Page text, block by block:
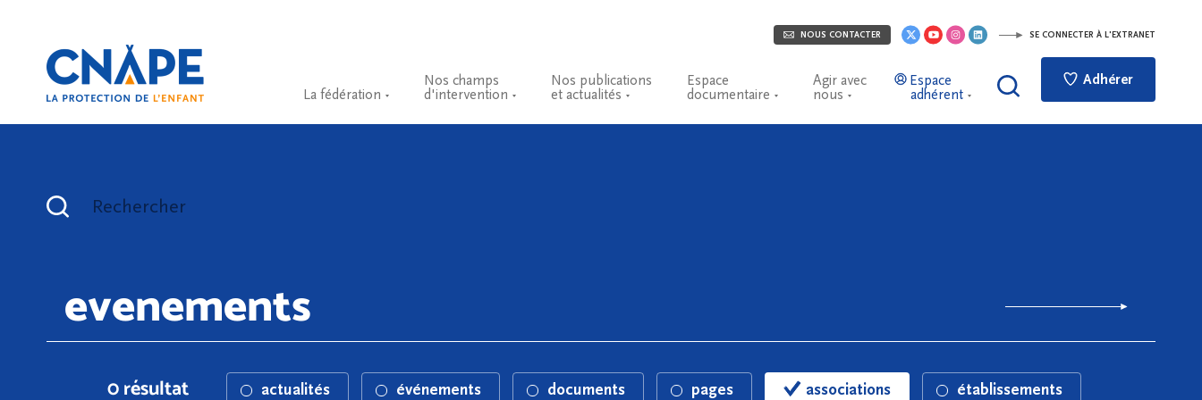
NOUS CONTACTER SE CONNECTER À L'EXTRANET
La fédération
Nos champs
d'intervention
Nos publications
et actualités
Espace
documentaire
Agir avec
nous
Espace
adhérent
Adhérer
Rechercher
0 résultat actualités événements documents pages associations établissements